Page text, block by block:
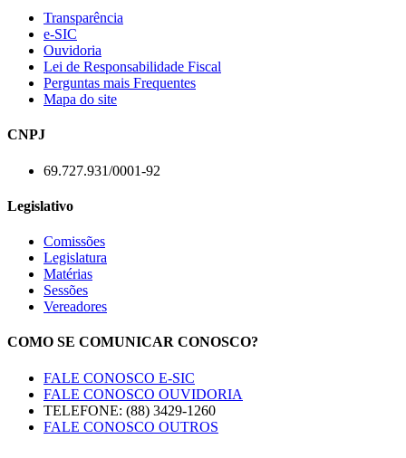
Transparência
e-SIC
Ouvidoria
Lei de Responsabilidade Fiscal
Perguntas mais Frequentes
Mapa do site
CNPJ
69.727.931/0001-92
Legislativo
Comissões
Legislatura
Matérias
Sessões
Vereadores
COMO SE COMUNICAR CONOSCO?
FALE CONOSCO E-SIC
FALE CONOSCO OUVIDORIA
TELEFONE: (88) 3429-1260
FALE CONOSCO OUTROS